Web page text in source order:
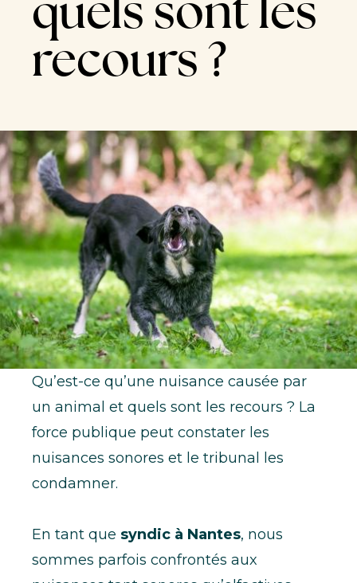
recours ?
Qu’est-ce qu’une nuisance causée par
un animal et quels sont les recours ? La
force publique peut constater les
nuisances sonores et le tribunal les
condamner.
En tant que syndic à Nantes, nous
sommes parfois confrontés aux